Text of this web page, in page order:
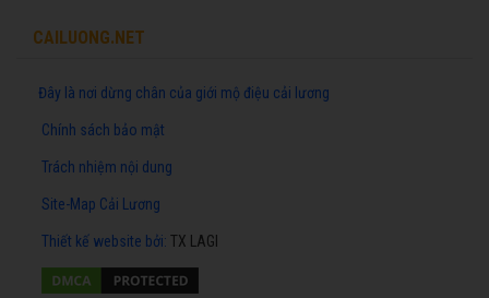
CAILUONG.NET
Đây là nơi dừng chân của giới mộ điệu cải lương
Chính sách bảo mật
Trách nhiệm nội dung
Site-Map Cải Lương
Thiết kế website bởi: TX LAGI